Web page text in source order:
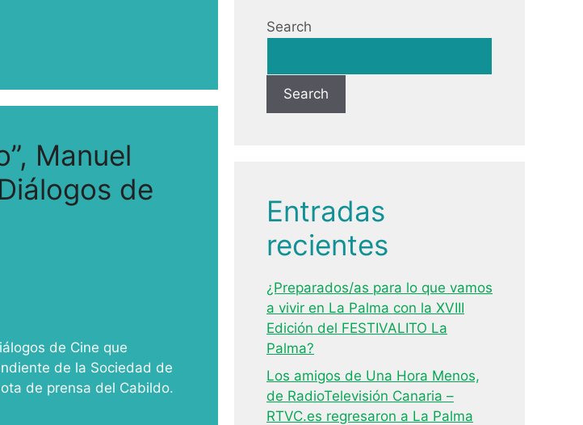
Manuel
de
de Cine que
de la Sociedad de
de prensa del Cabildo.
Search
Search
Entradas
recientes
¿Preparados/as para lo que vamos
a vivir en La Palma con la XVIII
Edición del FESTIVALITO La
Palma?
Los amigos de Una Hora Menos,
de RadioTelevisión Canaria –
RTVC.es regresaron a La Palma